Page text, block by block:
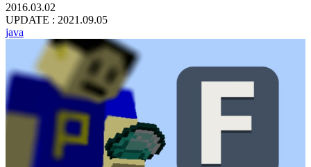
2016.03.02
UPDATE : 2021.09.05
java